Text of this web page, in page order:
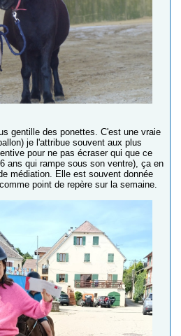
gentille des ponettes. C'est une vraie
je l'attribue souvent aux plus
pour ne pas écraser qui que ce
ans qui rampe sous son ventre), ça en
médiation. Elle est souvent donnée
point de repère sur la semaine.